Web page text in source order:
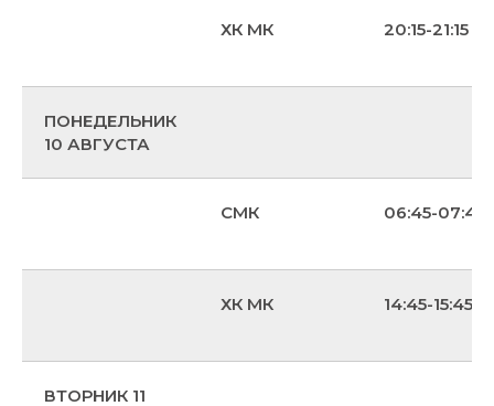
ХК МК 20:15-21:15
ПОНЕДЕЛЬНИК
10 АВГУСТА
СМК 06:45-07:45
ХК МК 14:45-15:45
ВТОРНИК 11
(МЕТРО КОЖУХОВСКАЯ)
МЕНЕДЖЕР ШКОЛ ХК 8(985)577-35-77
8(985)577-56-77
8(985)577-61-77